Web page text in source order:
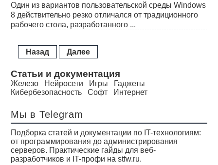
Один из вариантов пользовательской среды Windows
8 действительно резко отличался от традиционного
рабочего стола, разработанного ...
Назад Далее
Статьи и документация
Железо Нейросети Игры
Гаджеты
Кибербезопасность
Софт Интернет
Мы в Telegram
Подборка статей и документации по IT-технологиям:
от программирования до администрирования
серверов. Практические гайды для веб-
разработчиков и IT-профи на stfw.ru.